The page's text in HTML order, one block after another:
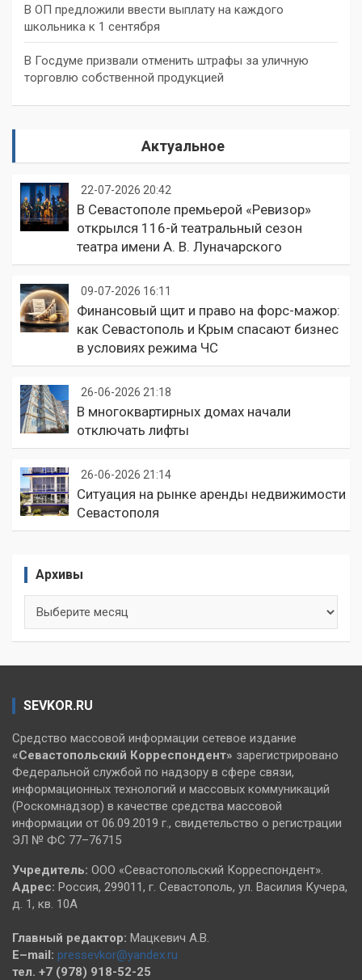
В ОП предложили ввести выплату на каждого
школьника к 1 сентября
В Госдуме призвали отменить штрафы за уличную
торговлю собственной продукцией
Актуальное
22-07-2026 20:42
В Севастополе премьерой «Ревизор»
открылся 116-й театральный сезон
театра имени А. В. Луначарского
09-07-2026 16:11
Финансовый щит и право на форс-мажор:
как Севастополь и Крым спасают бизнес
в условиях режима ЧС
26-06-2026 21:18
В многоквартирных домах начали
отключать лифты
26-06-2026 21:14
Ситуация на рынке аренды недвижимости
Севастополя
Архивы
SEVKOR.RU
Средство массовой информации сетевое издание
«Севастопольский Корреспондент» зарегистрировано
Федеральной службой по надзору в сфере связи,
информационных технологий и массовых коммуникаций
(Роскомнадзор) в качестве средства массовой
информации от 06.09.2019 г., свидетельство о регистрации
ЭЛ № ФС 77–76715
Учредитель: ООО «Севастопольский Корреспондент».
Адрес: Россия, 299011, г. Севастополь, ул. Василия Кучера,
д. 1, кв. 10А
Главный редактор: Мацкевич А.В.
E–mail: pressevkor@yandex.ru
тел. +7 (978) 918-52-25